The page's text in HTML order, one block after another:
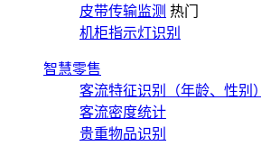
皮带传输监测 热门
机柜指示灯识别
智慧零售
客流特征识别（年龄、性别）
客流密度统计
贵重物品识别